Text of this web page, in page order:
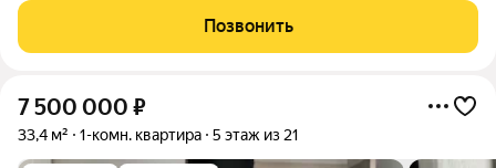
квартир на этаже, среди которых особое место занимают
семейные трехкомнатные
Позвонить
7 500 000 ₽
33,4 м² 1-комн. квартира 5 этаж из 21